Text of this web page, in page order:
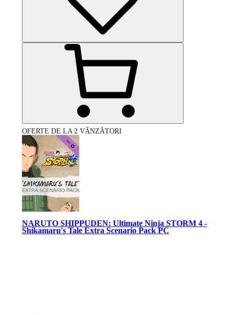
OFERTE DE LA 2 VÂNZĂTORI
NARUTO SHIPPUDEN: Ultimate Ninja STORM 4 -
Shikamaru's Tale Extra Scenario Pack PC